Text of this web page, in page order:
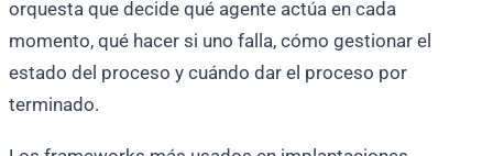
orquesta que decide qué agente actúa en cada
momento, qué hacer si uno falla, cómo gestionar el
estado del proceso y cuándo dar el proceso por
terminado.